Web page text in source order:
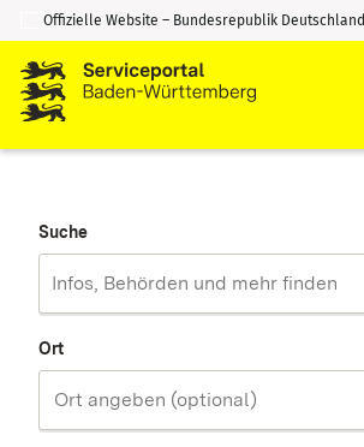
Zum Inhalt springen
Zur Suche springen
Offizielle Website – Bundesrepublik Deutschland
Suche
Ort